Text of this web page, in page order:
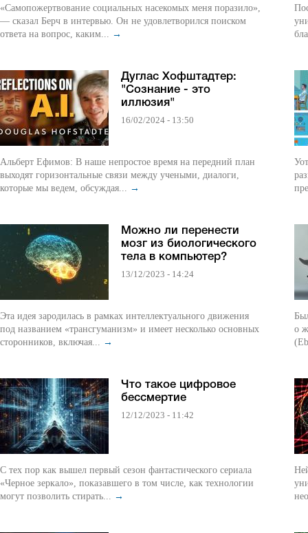
«Самопожертвование социальных насекомых меня поразило»,
— сказал Берч в интервью. Он не удовлетворился поиском
ответа на вопрос, каким... →
Дуглас Хофштадтер:
"Cознание - это
иллюзия"
16/02/2024 - 13:50
Альберт Ефимов: В наше непростое время на передний план
выходят горизонтальные связи между учеными, диалоги,
которые мы ведем, обсуждая... →
Можно ли перенести
мозг из биологического
тела в компьютер?
13/12/2023 - 14:24
Эта идея зародилась в рамках интеллектуального движения
под названием «трансгуманизм» и имеет несколько основных
сторонников, включая... →
Что такое цифровое
бессмертие
12/12/2023 - 11:42
С тех пор как вышел первый сезон фантастического сериала
«Черное зеркало», показавшего в том числе, как технологии
могут позволить стирать... →
о